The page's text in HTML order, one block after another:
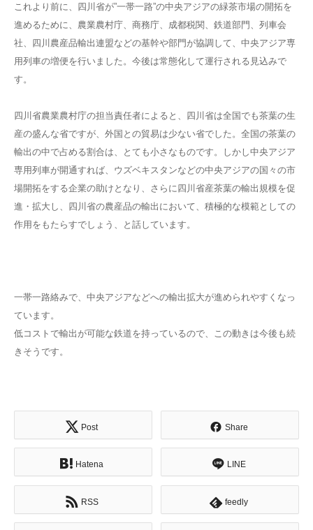
これより前に、四川省が”一帯一路”の中央アジアの緑茶市場の開拓を
進めるために、農業農村庁、商務庁、成都税関、鉄道部門、列車会
社、四川農産品輸出連盟などの基幹や部門が協調して、中央アジア専
用列車の増便を行いました。今後は常態化して運行される見込みで
す。
四川省農業農村庁の担当責任者によると、四川省は全国でも茶葉の生
産の盛んな省ですが、外国との貿易は少ない省でした。全国の茶葉の
輸出の中で占める割合は、とても小さなものです。しかし中央アジア
専用列車が開通すれば、ウズベキスタンなどの中央アジアの国々の市
場開拓をする企業の助けとなり、さらに四川省産茶葉の輸出規模を促
進・拡大し、四川省の農産品の輸出において、積極的な模範としての
作用をもたらすでしょう、と話しています。
一帯一路絡みで、中央アジアなどへの輸出拡大が進められやすくなっ
ています。
低コストで輸出が可能な鉄道を持っているので、この動きは今後も続
きそうです。
Post Share
Hatena LINE
RSS feedly